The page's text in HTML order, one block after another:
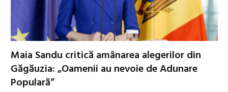
Maia Sandu critică amânarea alegerilor din
Găgăuzia: „Oamenii au nevoie de Adunare
Populară”